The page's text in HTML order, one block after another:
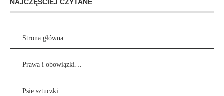
NAJCZĘŚCIEJ CZYTANE
Strona główna
Prawa i obowiązki…
Psie sztuczki